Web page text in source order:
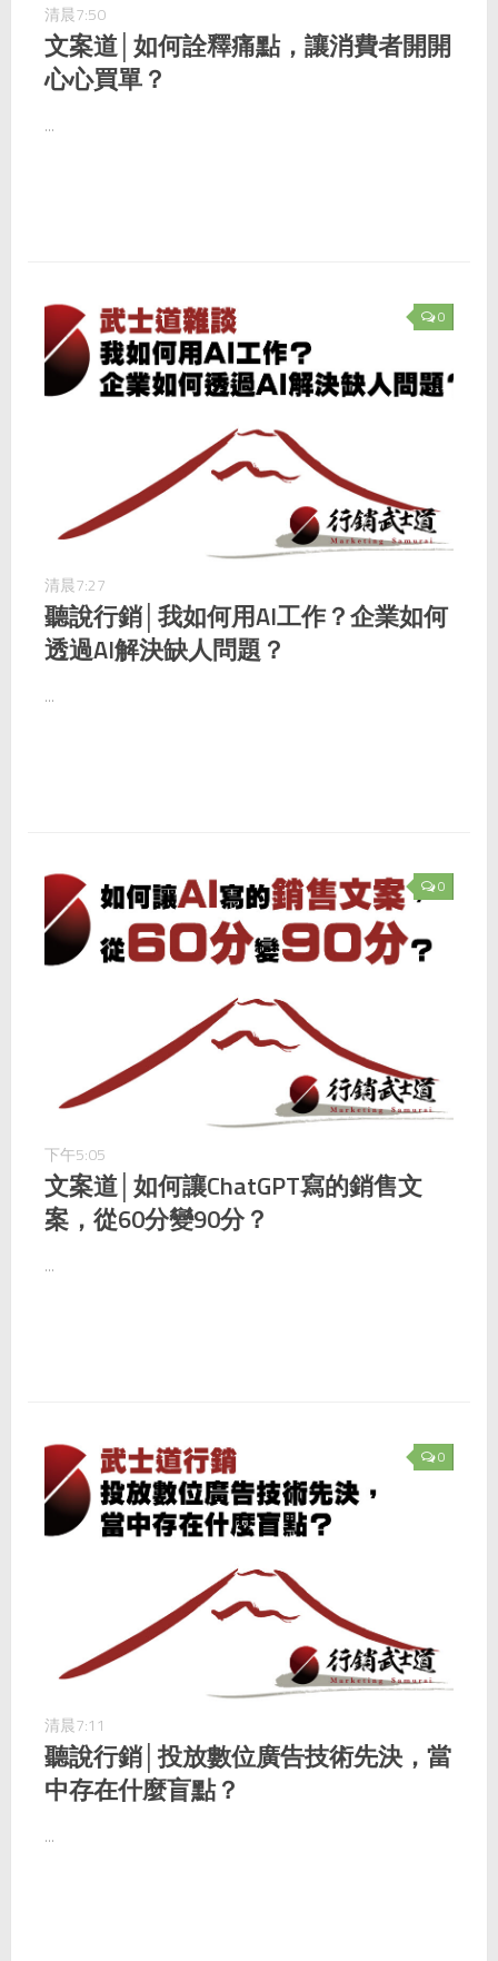
清晨7:50
文案道│如何詮釋痛點，讓消費者開開
心心買單？
...
0
清晨7:27
聽說行銷│我如何用AI工作？企業如何
透過AI解決缺人問題？
...
0
下午5:05
文案道│如何讓ChatGPT寫的銷售文
案，從60分變90分？
...
0
清晨7:11
聽說行銷│投放數位廣告技術先決，當
中存在什麼盲點？
...